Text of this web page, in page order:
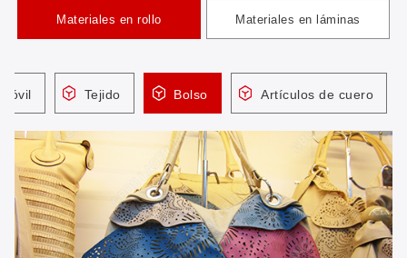
Materiales en rollo Materiales en láminas
Tejido Bolso Artículos de cuero